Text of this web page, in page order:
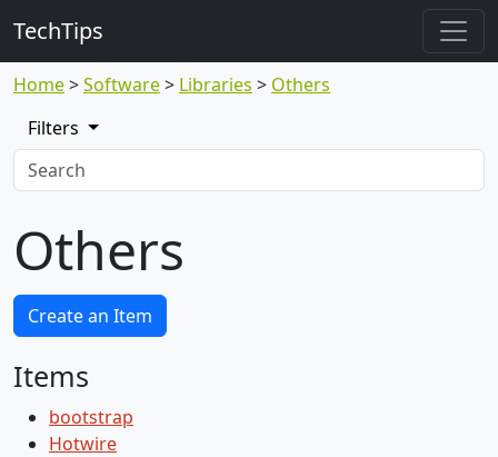
TechTips
Home Software Libraries
Others
Filters
Others
Create an Item
Items
bootstrap
Hotwire